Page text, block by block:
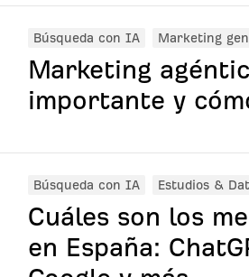
Búsqueda con IA Marketing
Marketing
importante y
Búsqueda con IA Estudios &
Cuáles son los
en España: